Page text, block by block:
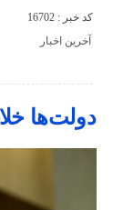
کد خبر : 16702
آخرین اخبار
دولت‌ها